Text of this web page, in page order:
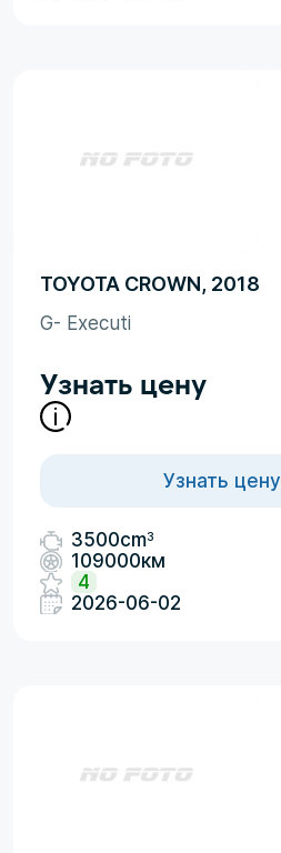
TOYOTA CROWN, 2018
G- Executi
Узнать цену
Узнать цену
3500cm3
109000км
4
2026-06-02